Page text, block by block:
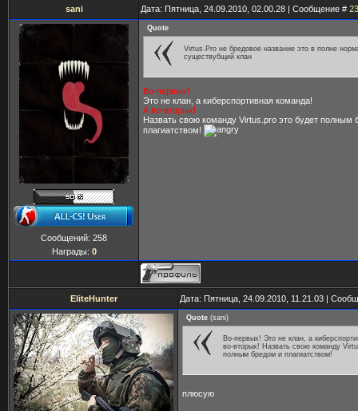
sani Дата: Пятница, 24.09.2010, 02.00.28 | Сообщение # 23
Сообщений: 258
Награды: 0
Quote
Virtus.Pro не бредовое название это в полне
существубщий клан
Во-первых!
Это не клан, а киберспортивная команда!
А во-вторых!
Назвать свою команду Virtus.pro это будет полным
плагиатством!
EliteHunter Дата: Пятница, 24.09.2010, 11.21.03 |
Quote (sani)
Во-первых! Это не клан, а
во-вторых! Назвать свою команду
полным бредом и плагиатством!
плюсую